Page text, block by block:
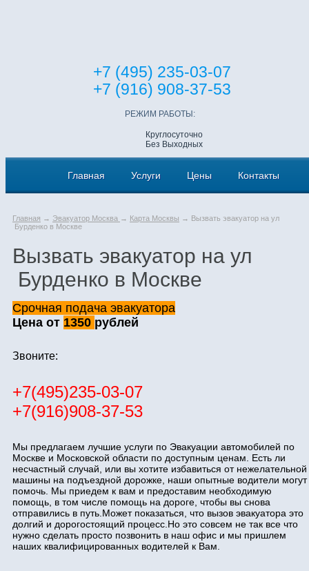
+7 (495) 235-03-07
+7 (916) 908-37-53
РЕЖИМ РАБОТЫ:
Круглосуточно
Без Выходных
Главная Услуги Цены Контакты
Главная → Эвакуатор Москва → Карта Москвы → Вызвать эвакуатор на ул
Бурденко в Москве
Вызвать эвакуатор на ул
Бурденко в Москве
Срочная подача эвакуатора
Цена от 1350 рублей
Звоните:
+7(495)235-03-07
+7(916)908-37-53
Мы предлагаем лучшие услуги по Эвакуации автомобилей по
Москве и Московской области по доступным ценам. Есть ли
несчастный случай, или вы хотите избавиться от нежелательной
машины на подъездной дорожке, наши опытные водители могут
помочь. Мы приедем к вам и предоставим необходимую
помощь, в том числе помощь на дороге, чтобы вы снова
отправились в путь.Может показаться, что вызов эвакуатора это
долгий и дорогостоящий процесс.Но это совсем не так все что
нужно сделать просто позвонить в наш офис и мы пришлем
наших квалифицированных водителей к Вам.